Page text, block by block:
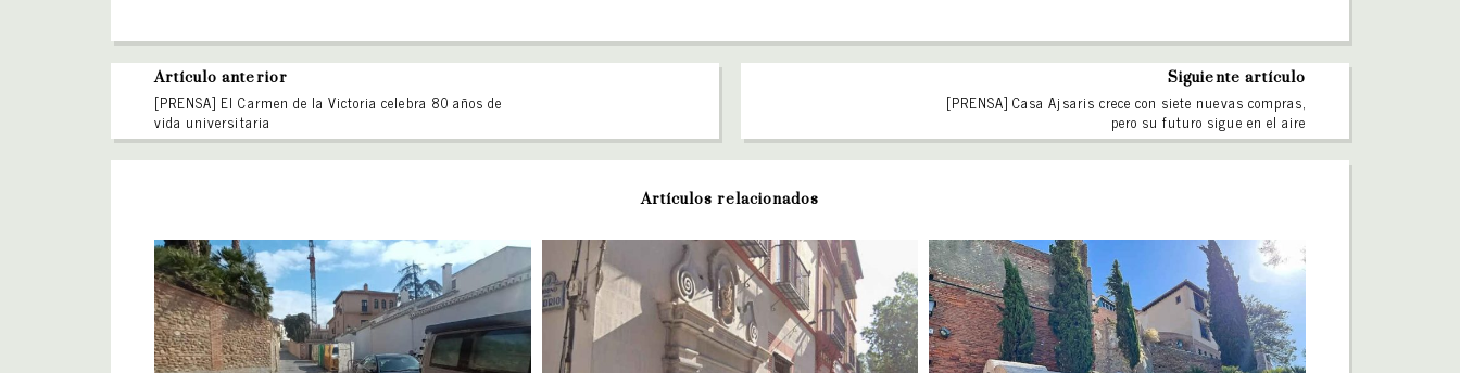
Artículo anterior
[PRENSA] El Carmen de la Victoria celebra 80 años de
vida universitaria
Siguiente artículo
[PRENSA] Casa Ajsaris crece con siete nuevas compras,
pero su futuro sigue en el aire
Artículos relacionados